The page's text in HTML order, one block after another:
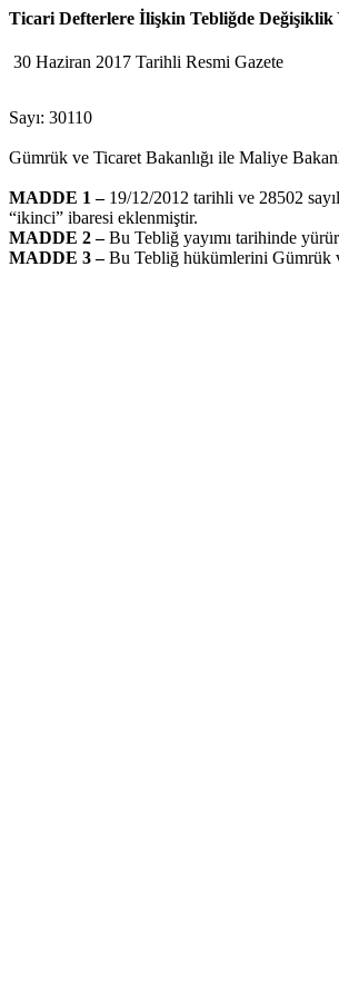
Ticari Defterlere İlişkin Tebliğde Değişiklik
30 Haziran 2017 Tarihli Resmi Gazete
Sayı: 30110
Gümrük ve Ticaret Bakanlığı ile Maliye
MADDE 1 –19/12/2012 tarihli ve 28502
“ikinci” ibaresi eklenmiştir.
MADDE 2 –Bu Tebliğ yayımı tarihinde
MADDE 3 –Bu Tebliğ hükümlerini Gümrük